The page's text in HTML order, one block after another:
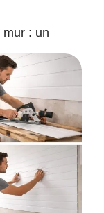
: un